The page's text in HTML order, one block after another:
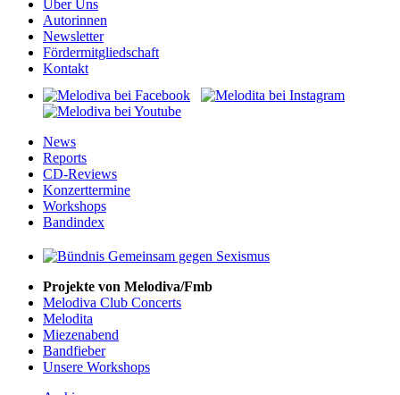
Über Uns
Autorinnen
Newsletter
Fördermitgliedschaft
Kontakt
News
Reports
CD-Reviews
Konzerttermine
Workshops
Bandindex
Projekte von Melodiva/Fmb
Melodiva Club Concerts
Melodita
Miezenabend
Bandfieber
Unsere Workshops